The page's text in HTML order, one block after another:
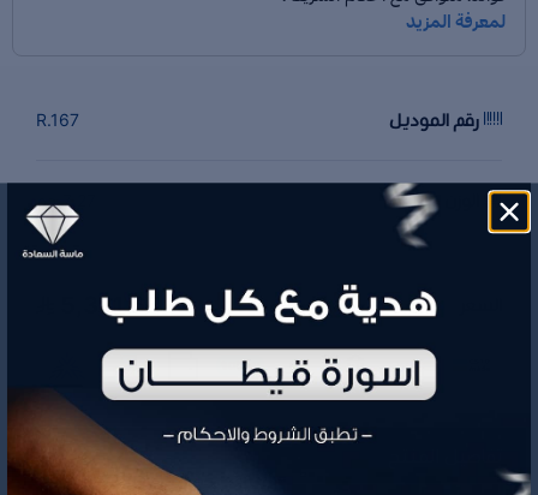
رقم الموديل R.167
7.27 جم
5,371.65